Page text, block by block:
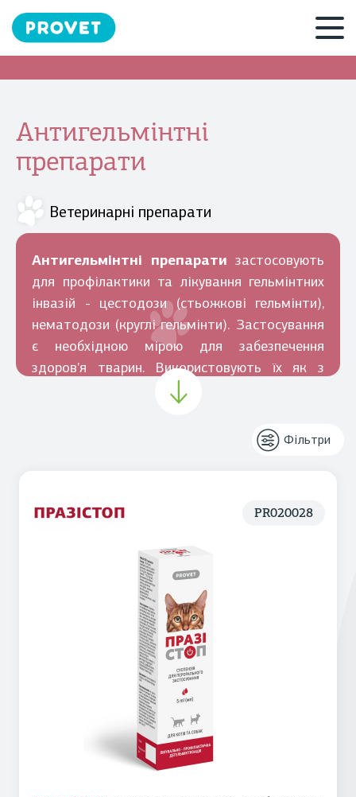
Антигельмінтні
препарати
Ветеринарні препарати
Антигельмінтні препарати застосовують
для профілактики та лікування гельмінтних
інвазій - цестодози (стьожкові гельмінти),
нематодози (круглі гельмінти). Застосування
є необхідною мірою для забезпечення
здоров’я тварин. Використовують їх як з
лікувальною (згідно схеми відповідно до
Фільтри
PR020028